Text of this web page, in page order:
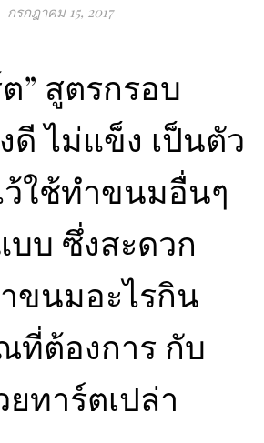
กรกฎาคม 15, 2017
” สูตรกรอบ
ดี ไม่แข็ง เป็นตัว
ว้ใช้ทำขนมอื่นๆ
บ ซึ่งสะดวก
ขนมอะไรกิน
ที่ต้องการ กับ
ทาร์ตเปล่า